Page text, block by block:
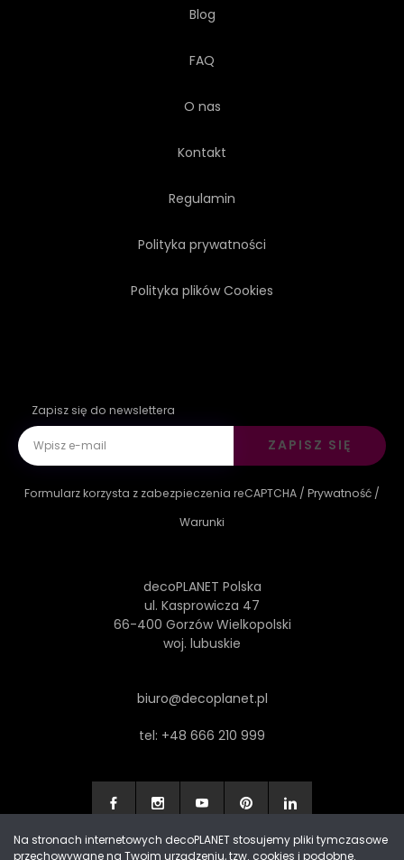
Blog
FAQ
O nas
Kontakt
Regulamin
Polityka prywatności
Polityka plików Cookies
Zapisz się do newslettera
ZAPISZ SIĘ
Formularz korzysta z zabezpieczenia reCAPTCHA / Prywatność /
Warunki
decoPLANET Polska
ul. Kasprowicza 47
66-400 Gorzów Wielkopolski
woj. lubuskie
biuro@decoplanet.pl
tel: +48 666 210 999
Na stronach internetowych decoPLANET stosujemy pliki tymczasowe
przechowywane na Twoim urządzeniu, tzw. cookies i podobne.